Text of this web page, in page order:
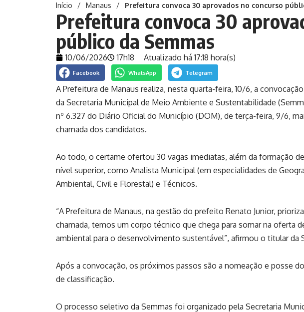
Início / Manaus / Prefeitura convoca 30 aprovados no concurso
Prefeitura convoca 30
público da Semmas
10/06/2026 17h18 Atualizado há 17:18 hora(s)
Facebook WhatsApp Telegram
A Prefeitura de Manaus realiza, nesta quarta-feira, 10/6, a
da Secretaria Municipal de Meio Ambiente e Sustentabilidade
nº 6.327 do Diário Oficial do Município (DOM), de terça-feira, 9/6,
chamada dos candidatos.
Ao todo, o certame ofertou 30 vagas imediatas, além da formação
nível superior, como Analista Municipal (em especialidades de
Ambiental, Civil e Florestal) e Técnicos.
“A Prefeitura de Manaus, na gestão do prefeito Renato Junior,
chamada, temos um corpo técnico que chega para somar na oferta
ambiental para o desenvolvimento sustentável”, afirmou o titular da
Após a convocação, os próximos passos são a nomeação e posse
de classificação.
O processo seletivo da Semmas foi organizado pela Secretaria